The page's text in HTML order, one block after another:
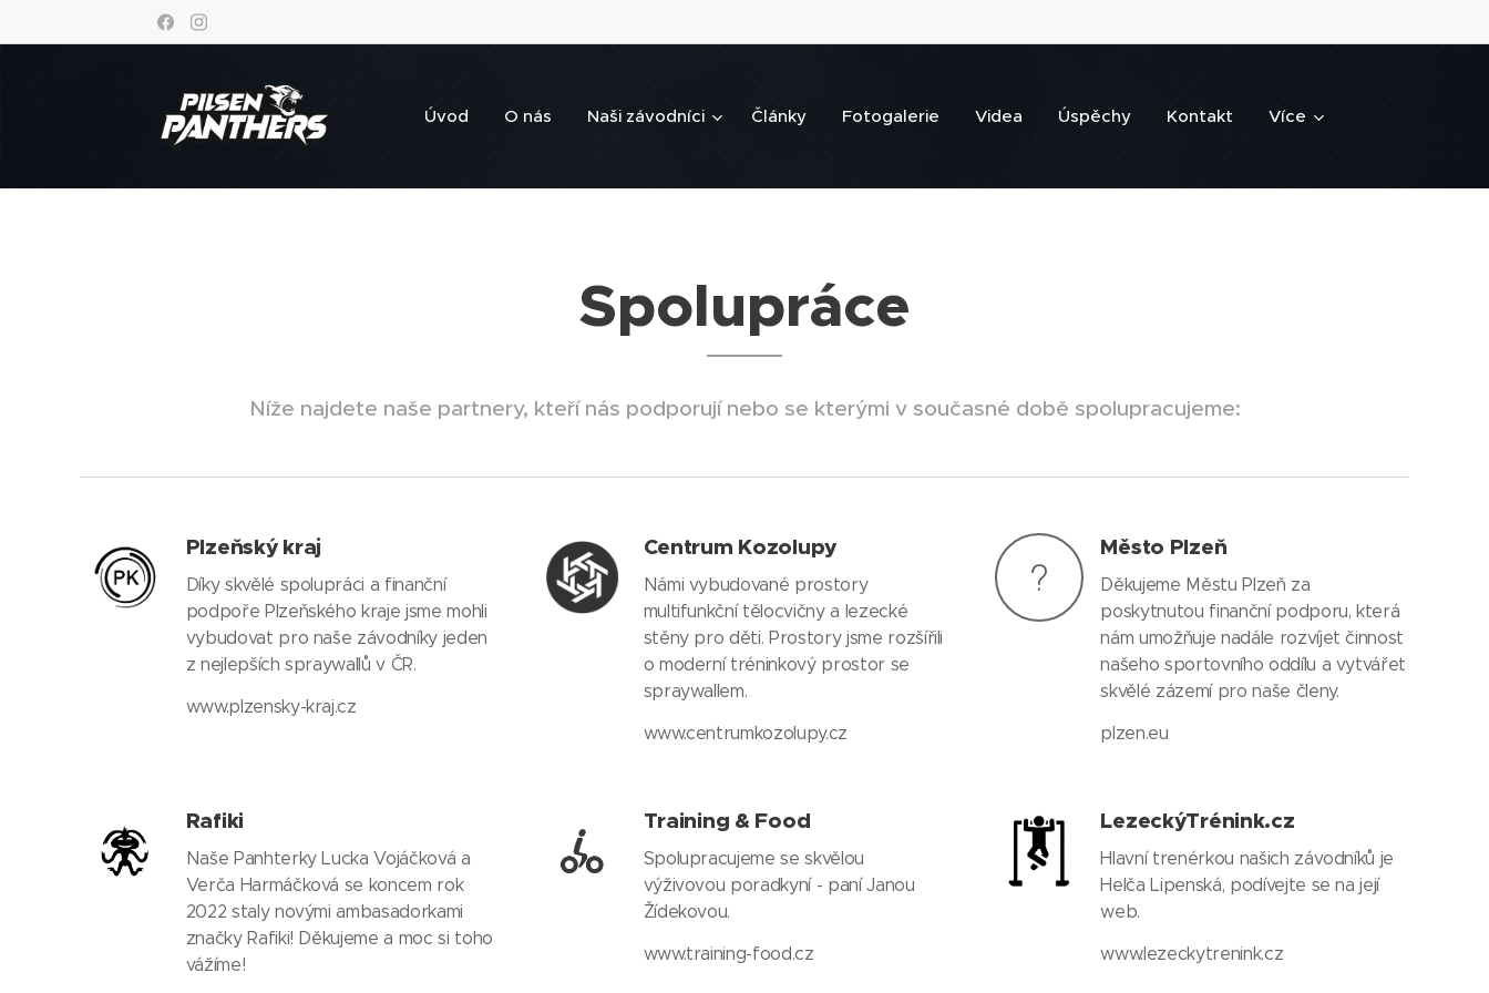
Úvod O nás Naši závodníci Články Fotogalerie Videa Úspěchy Kontakt Více
Spolupráce
Níže najdete naše partnery, kteří nás podporují nebo se kterými v současné době spolupracujeme:
Plzeňský kraj
Díky skvělé spolupráci a finanční
podpoře Plzeňského kraje jsme mohli
vybudovat pro naše závodníky jeden
z nejlepších spraywallů v ČR.
www.plzensky-kraj.cz
Centrum Kozolupy
Námi vybudované prostory
multifunkční tělocvičny a lezecké
stěny pro děti. Prostory jsme rozšířili
o moderní tréninkový prostor se
spraywallem.
www.centrumkozolupy.cz
Město Plzeň
Děkujeme Městu Plzeň za
poskytnutou finanční podporu, která
nám umožňuje nadále rozvíjet činnost
našeho sportovního oddílu a vytvářet
skvělé zázemí pro naše členy.
plzen.eu
Rafiki
Naše Panhterky Lucka Vojáčková a
Verča Harmáčková se koncem rok
2022 staly novými ambasadorkami
značky Rafiki! Děkujeme a moc si toho
vážíme!
Training & Food
Spolupracujeme se skvělou
výživovou poradkyní - paní Janou
Žídekovou.
www.training-food.cz
LezeckýTrénink.cz
Hlavní trenérkou našich závodníků je
Helča Lipenská, podívejte se na její
web.
www.lezeckytrenink.cz